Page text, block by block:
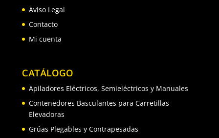
Aviso Legal
Contacto
Mi cuenta
CATÁLOGO
Apiladores Eléctricos, Semieléctricos y Manuales
Contenedores Basculantes para Carretillas
Elevadoras
Grúas Plegables y Contrapesadas